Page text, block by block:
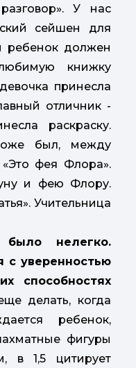
У нас
сейшен для
ребенок должен
книжку
принесла
отличник -
раскраску.
был, между
фея Флора».
и фею Флору.
Учительница
нелегко.
с уверенностью
способностях
делать, когда
ребенок,
фигуры
в 1,5 цитирует